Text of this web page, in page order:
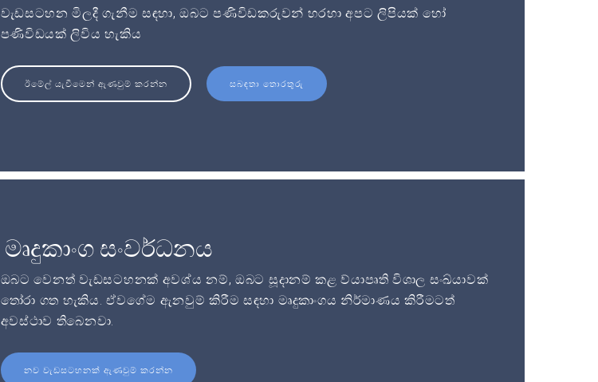
වැඩසටහන මිලදී ගැනීම සඳහා, ඔබට පණිවිඩකරුවන් හරහා අපට ලිපියක් හෝ
පණිවිඩයක් ලිවිය හැකිය
ඊමේල් යැවීමෙන් ඇණවුම් කරන්න සබඳතා තොරතුරු
මෘදුකාංග සංවර්ධනය
ඔබට වෙනත් වැඩසටහනක් අවශ්ය නම්, ඔබට සූදානම් කළ ව්යාපෘති විශාල සංඛ්යාවක්
තෝරා ගත හැකිය. ඒවගේම ඇනවුම් කිරීම සඳහා මෘදුකාංගය නිර්මාණය කිරීමටත්
අවස්ථාව තිබෙනවා.
නව වැඩසටහනක් ඇණවුම් කරන්න